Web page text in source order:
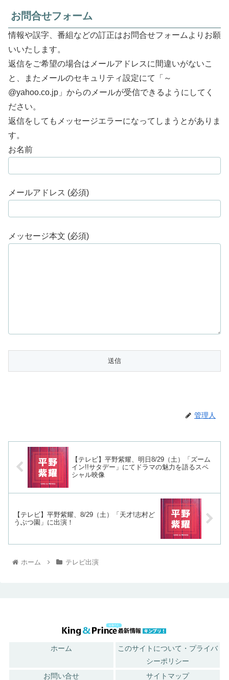
お問合せフォーム
情報や誤字、番組などの訂正はお問合せフォームよりお願
いいたします。
返信をご希望の場合はメールアドレスに間違いがないこ
と、またメールのセキュリティ設定にて「～
@yahoo.co.jp」からのメールが受信できるようにしてく
ださい。
返信をしてもメッセージエラーになってしまうとがありま
す。
お名前
メールアドレス (必須)
メッセージ本文 (必須)
管理人
【テレビ】平野紫耀、明日8/29（土）「ズーム
イン!!サタデー」にてドラマの魅力を語るスペ
シャル映像
【テレビ】平野紫耀、8/29（土）「天才!志村ど
うぶつ園」に出演！
ホーム テレビ出演
ホーム
このサイトについて・プライバ
シーポリシー
お問い合せ
サイトマップ